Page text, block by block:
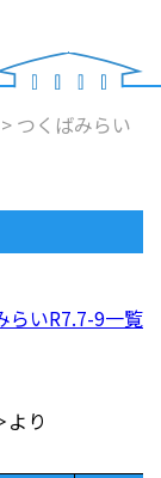
> つくばみらい
らいR7.7-9一覧
り